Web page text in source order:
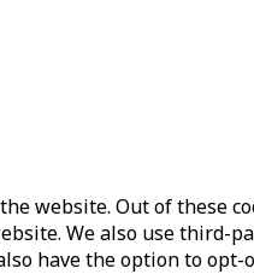
website. Out of these
We also use third-
have the option to